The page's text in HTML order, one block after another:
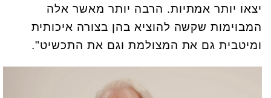
יצאו יותר אמתיות. הרבה יותר מאשר אלה
המבוימות שקשה להוציא בהן בצורה איכותית
ומיטבית גם את המצולמת וגם את התכשיט".